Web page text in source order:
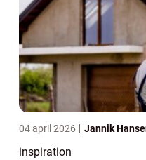
04 april 2026 Jannik
inspiration